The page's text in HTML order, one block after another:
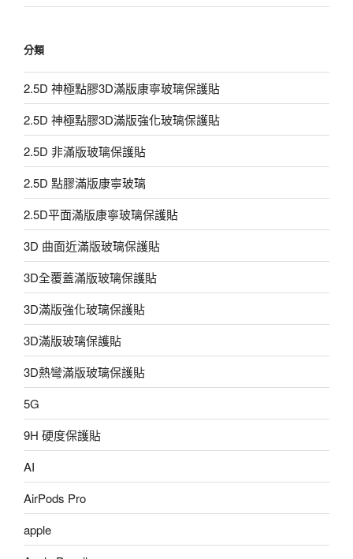
分類
2.5D 神極點膠3D滿版康寧玻璃保護貼
2.5D 神極點膠3D滿版強化玻璃保護貼
2.5D 非滿版玻璃保護貼
2.5D 點膠滿版康寧玻璃
2.5D平面滿版康寧玻璃保護貼
3D 曲面近滿版玻璃保護貼
3D全覆蓋滿版玻璃保護貼
3D滿版強化玻璃保護貼
3D滿版玻璃保護貼
3D熱彎滿版玻璃保護貼
5G
9H 硬度保護貼
AI
AirPods Pro
apple